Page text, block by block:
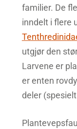
familier. De
inndelt i flere
utgjør den
Larvene er
er enten
deler